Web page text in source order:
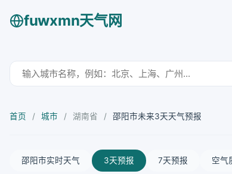
fuwxmn天气网
首页 / 城市 / 湖南省 / 邵阳市未来3天天气预报
邵阳市实时天气 3天预报 7天预报 空气